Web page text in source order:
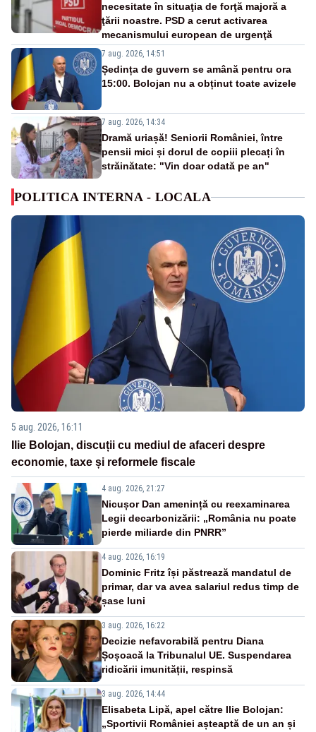
necesitate în situaţia de forţă majoră a
ţării noastre. PSD a cerut activarea
mecanismului european de urgenţă
7 aug. 2026, 14:51
Ședința de guvern se amână pentru ora
15:00. Bolojan nu a obținut toate avizele
7 aug. 2026, 14:34
Dramă uriașă! Seniorii României, între
pensii mici și dorul de copiii plecați în
străinătate: "Vin doar odată pe an"
POLITICA INTERNA - LOCALA
5 aug. 2026, 16:11
Ilie Bolojan, discuții cu mediul de afaceri despre
economie, taxe și reformele fiscale
4 aug. 2026, 21:27
Nicușor Dan amenință cu reexaminarea
Legii decarbonizării: „România nu poate
pierde miliarde din PNRR”
4 aug. 2026, 16:19
Dominic Fritz își păstrează mandatul de
primar, dar va avea salariul redus timp de
șase luni
3 aug. 2026, 16:22
Decizie nefavorabilă pentru Diana
Șoșoacă la Tribunalul UE. Suspendarea
ridicării imunității, respinsă
3 aug. 2026, 14:44
Elisabeta Lipă, apel către Ilie Bolojan:
„Sportivii României așteaptă de un an și